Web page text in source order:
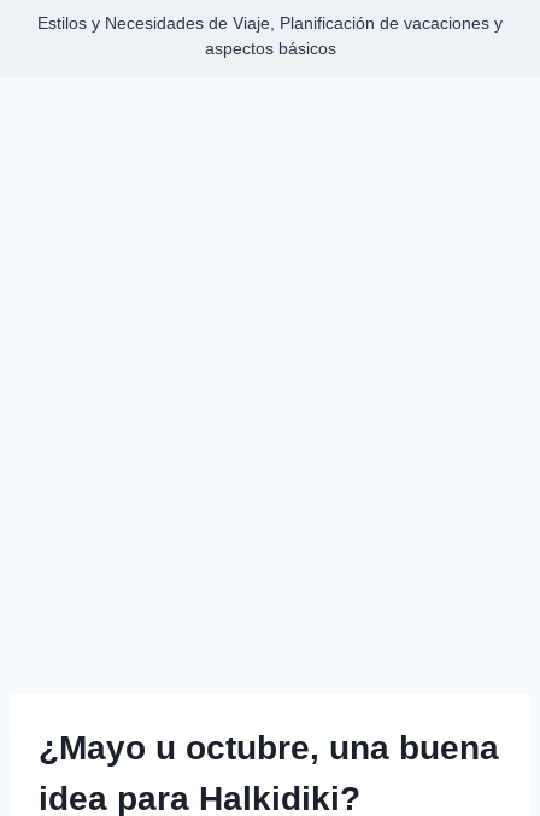
Estilos y Necesidades de Viaje Planificación de vacaciones y
aspectos básicos
¿Mayo u octubre, una buena
idea para Halkidiki?